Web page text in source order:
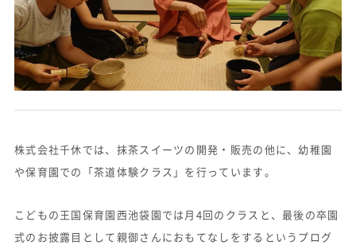
株式会社千休では、抹茶スイーツの開発・販売の他に、幼稚園
や保育園での「茶道体験クラス」を行っています。
こどもの王国保育園西池袋園では月4回のクラスと、最後の卒園
式のお披露目として親御さんにおもてなしをするというプログ